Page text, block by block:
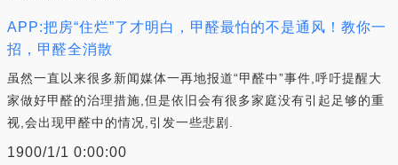
APP:把房“住烂”了才明白，甲醛最怕的不是通风！教你一
招，甲醛全消散
虽然一直以来很多新闻媒体一再地报道“甲醛中”事件,呼吁提醒大
家做好甲醛的治理措施,但是依旧会有很多家庭没有引起足够的重
视,会出现甲醛中的情况,引发一些悲剧.
1900/1/1 0:00:00